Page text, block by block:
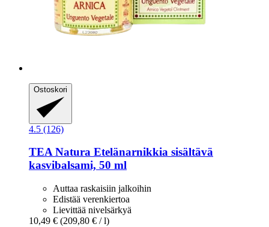
Ostoskori
4.5 (126)
TEA Natura Etelänarnikkia sisältävä
kasvibalsami, 50 ml
Auttaa raskaisiin jalkoihin
Edistää verenkiertoa
Lievittää nivelsärkyä
10,49 € (209,80 € / l)